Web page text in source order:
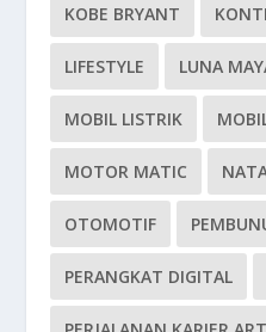
KOBE BRYANT
LIFESTYLE LUNA
MOBIL LISTRIK
MOTOR MATIC
OTOMOTIF
PERANGKAT DIGITAL